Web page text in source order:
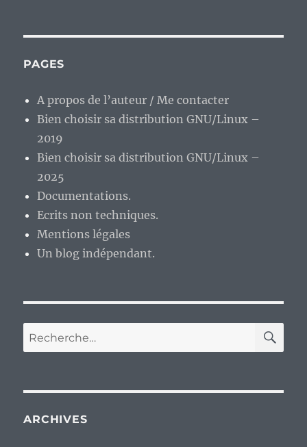
PAGES
A propos de l’auteur / Me contacter
Bien choisir sa distribution GNU/Linux –
2019
Bien choisir sa distribution GNU/Linux –
2025
Documentations.
Ecrits non techniques.
Mentions légales
Un blog indépendant.
Recherche
pour :
ARCHIVES